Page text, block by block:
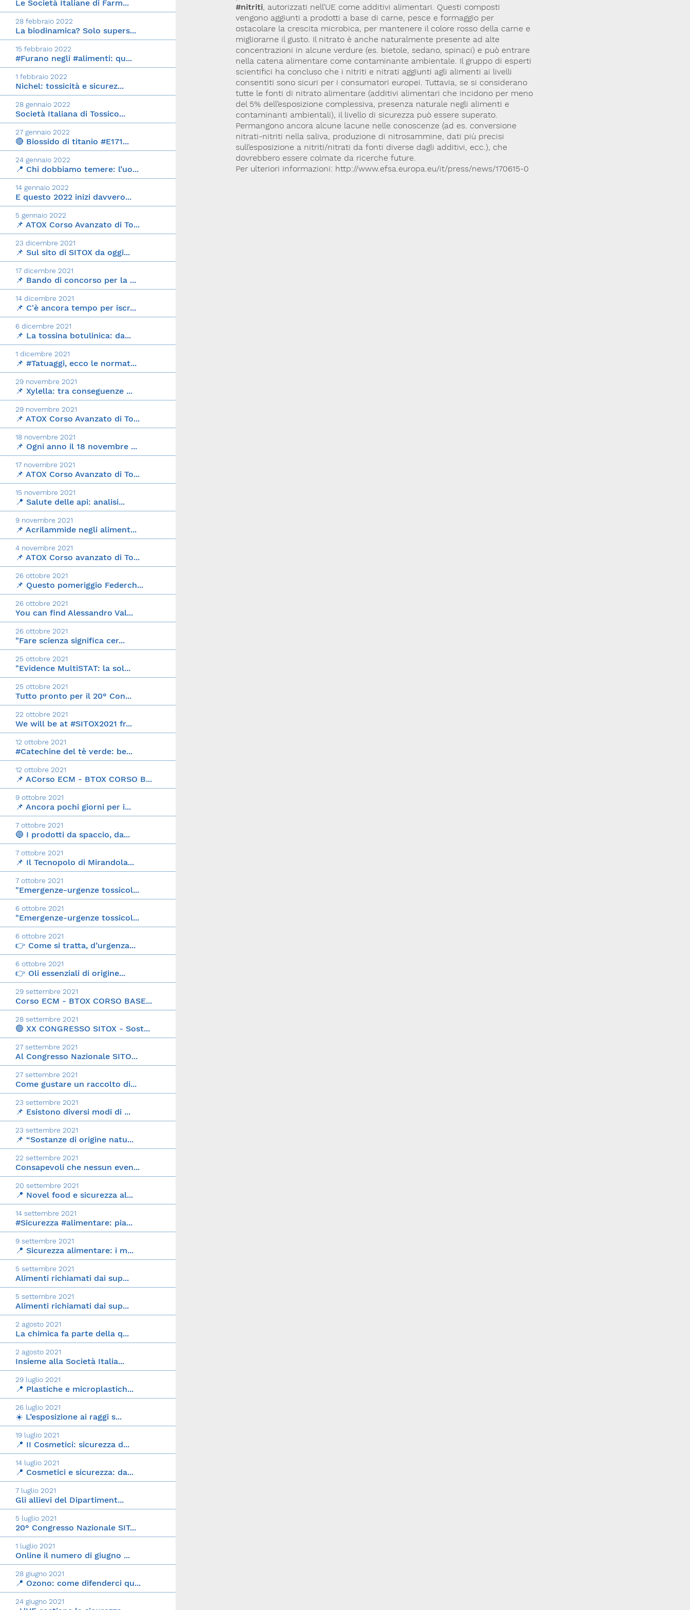
Le Società Italiane di Farm...
28 febbraio 2022
La biodinamica? Solo supers...
15 febbraio 2022
#Furano negli #alimenti: qu...
1 febbraio 2022
Nichel: tossicità e sicurez...
28 gennaio 2022
Società Italiana di Tossico...
27 gennaio 2022
🔴 Biossido di titanio #E171...
24 gennaio 2022
📍 Chi dobbiamo temere: l’uo...
14 gennaio 2022
E questo 2022 inizi davvero...
5 gennaio 2022
📌 ATOX Corso Avanzato di To...
23 dicembre 2021
📌 Sul sito di SITOX da oggi...
17 dicembre 2021
📌 Bando di concorso per la ...
14 dicembre 2021
📌 C'è ancora tempo per iscr...
6 dicembre 2021
📌 La tossina botulinica: da...
1 dicembre 2021
📌 #Tatuaggi, ecco le normat...
29 novembre 2021
📌 Xylella: tra conseguenze ...
29 novembre 2021
📌 ATOX Corso Avanzato di To...
18 novembre 2021
📌 Ogni anno il 18 novembre ...
17 novembre 2021
📌 ATOX Corso Avanzato di To...
15 novembre 2021
📍 Salute delle api: analisi...
9 novembre 2021
📌 Acrilammide negli aliment...
4 novembre 2021
📌 ATOX Corso avanzato di To...
26 ottobre 2021
📌 Questo pomeriggio Federch...
26 ottobre 2021
You can find Alessandro Val...
26 ottobre 2021
"Fare scienza significa cer...
25 ottobre 2021
"Evidence MultiSTAT: la sol...
25 ottobre 2021
Tutto pronto per il 20° Con...
22 ottobre 2021
We will be at #SITOX2021 fr...
12 ottobre 2021
#Catechine del tè verde: be...
12 ottobre 2021
📌 ACorso ECM - BTOX CORSO B...
9 ottobre 2021
📌 Ancora pochi giorni per i...
7 ottobre 2021
🔵 I prodotti da spaccio, da...
7 ottobre 2021
📌 Il Tecnopolo di Mirandola...
7 ottobre 2021
"Emergenze-urgenze tossicol...
6 ottobre 2021
"Emergenze-urgenze tossicol...
6 ottobre 2021
👉 Come si tratta, d’urgenza...
6 ottobre 2021
👉 Oli essenziali di origine...
29 settembre 2021
Corso ECM - BTOX CORSO BASE...
28 settembre 2021
🟢 XX CONGRESSO SITOX - Sost...
27 settembre 2021
Al Congresso Nazionale SITO...
27 settembre 2021
Come gustare un raccolto di...
23 settembre 2021
📌 Esistono diversi modi di ...
23 settembre 2021
📌 “Sostanze di origine natu...
22 settembre 2021
Consapevoli che nessun even...
20 settembre 2021
📍 Novel food e sicurezza al...
14 settembre 2021
#Sicurezza #alimentare: pia...
9 settembre 2021
📍 Sicurezza alimentare: i m...
5 settembre 2021
Alimenti richiamati dai sup...
5 settembre 2021
Alimenti richiamati dai sup...
2 agosto 2021
La chimica fa parte della q...
2 agosto 2021
Insieme alla Società Italia...
29 luglio 2021
📍 Plastiche e microplastich...
26 luglio 2021
☀️ L’esposizione ai raggi s...
19 luglio 2021
📍 II Cosmetici: sicurezza d...
14 luglio 2021
📍 Cosmetici e sicurezza: da...
7 luglio 2021
Gli allievi del Dipartiment...
5 luglio 2021
20° Congresso Nazionale SIT...
1 luglio 2021
Online il numero di giugno ...
28 giugno 2021
📍 Ozono: come difenderci qu...
24 giugno 2021
#nitriti, autorizzati nell’UE come additivi alimentari. Questi composti
vengono aggiunti a prodotti a base di carne, pesce e formaggio per
ostacolare la crescita microbica, per mantenere il colore rosso della carne e
migliorarne il gusto. Il nitrato è anche naturalmente presente ad alte
concentrazioni in alcune verdure (es. bietole, sedano, spinaci) e può entrare
nella catena alimentare come contaminante ambientale. Il gruppo di esperti
scientifici ha concluso che i nitriti e nitrati aggiunti agli alimenti ai livelli
consentiti sono sicuri per i consumatori europei. Tuttavia, se si considerano
tutte le fonti di nitrato alimentare (additivi alimentari che incidono per meno
del 5% dell’esposizione complessiva, presenza naturale negli alimenti e
contaminanti ambientali), il livello di sicurezza può essere superato.
Permangono ancora alcune lacune nelle conoscenze (ad es. conversione
nitrati-nitriti nella saliva, produzione di nitrosammine, dati più precisi
sull’esposizione a nitriti/nitrati da fonti diverse dagli additivi, ecc.), che
dovrebbero essere colmate da ricerche future.
Per ulteriori informazioni: http://www.efsa.europa.eu/it/press/news/170615-0